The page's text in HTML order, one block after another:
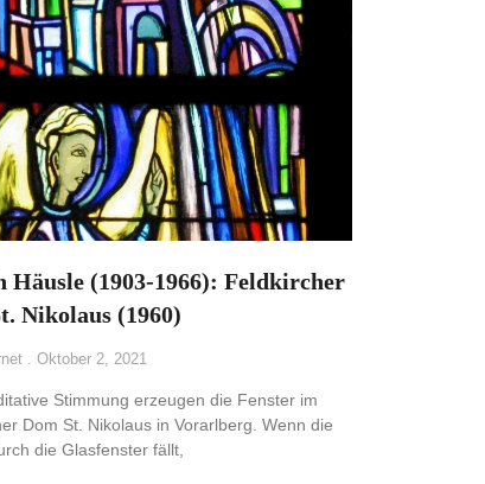
(1903-1966): Feldkircher
Nikolaus (1960)
Oktober 2, 2021
Stimmung erzeugen die Fenster im
Dom St. Nikolaus in Vorarlberg. Wenn die
die Glasfenster fällt,